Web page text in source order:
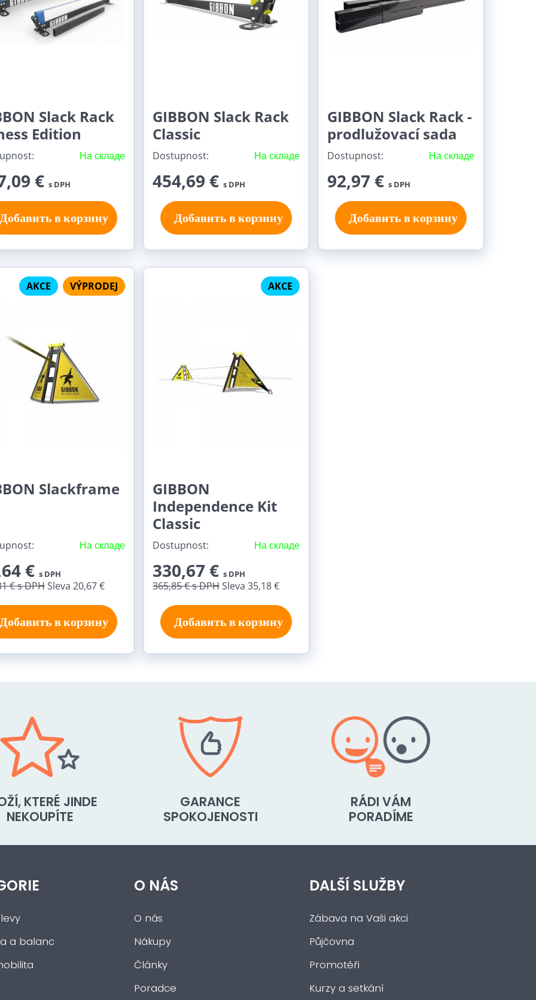
Slack Rack
Edition
На складе
€ s DPH
в корзину
GIBBON Slack Rack
Classic
Dostupnost: На складе
454,69 € s DPH
Добавить в корзину
GIBBON Slack Rack -
prodlužovací sada
Dostupnost: На складе
92,97 € s DPH
Добавить в корзину
AKCE VÝPRODEJ
Slackframe
На складе
€ s DPH
€s DPH Sleva 20,67 €
в корзину
AKCE
GIBBON
Independence Kit
Classic
Dostupnost: На складе
330,67 € s DPH
365,85 €s DPHSleva 35,18 €
Добавить в корзину
KTERÉ JINDE
NEKOUPÍTE
GARANCE
SPOKOJENOSTI
RÁDI VÁM
PORADÍME
a balanc
O NÁS
O nás
Nákupy
Články
Poradce
DALŠÍ SLUŽBY
Zábava na Vaši akci
Půjčovna
Promotéři
Kurzy a setkání